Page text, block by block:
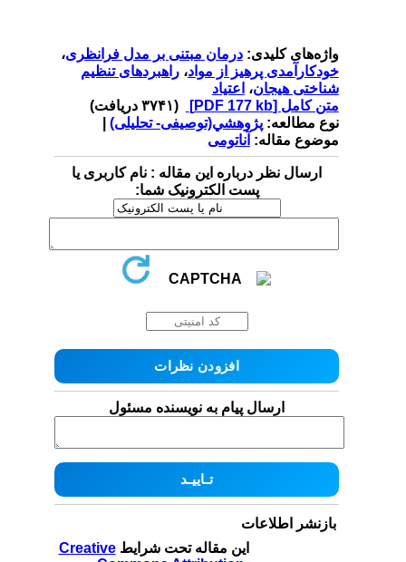
واژه‌های کلیدی:درمان مبتنی بر مدل ‌فرانظری،
خودکارآمدی پرهیز از مواد ،راهبردهای تنظیم
شناختی هیجان،اعتیاد
متن کامل[PDF 177 kb]
نوع مطالعه:پژوهشي(توصیفی- تحلیلی) |
موضوع مقاله:آناتومی
ارسال نظر درباره این مقاله : نام کاربری یا
پست الکترونیک شما:
ارسال پیام به نویسنده مسئول
بازنشر اطلاعات
این مقاله تحت شرایطCreative